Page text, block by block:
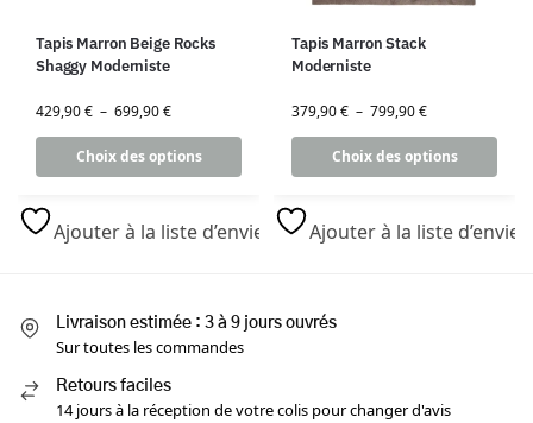
Tapis Marron Beige Rocks
Shaggy Moderniste
429,90€ – 699,90€
Choix des options
Ajouter à la liste d’envies
Tapis Marron Stack
Moderniste
379,90€ – 799,90€
Choix des options
Ajouter à la liste d’envies
Livraison estimée : 3 à 9 jours ouvrés
Sur toutes les commandes
Retours faciles
14 jours à la réception de votre colis pour changer d'avis